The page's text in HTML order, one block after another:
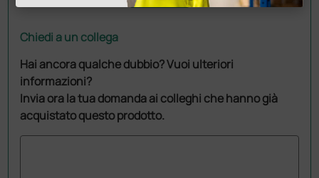
Chiedi a un collega
Hai ancora qualche dubbio? Vuoi ulteriori
informazioni?
Invia ora la tua domanda ai colleghi che hanno già
acquistato questo prodotto.